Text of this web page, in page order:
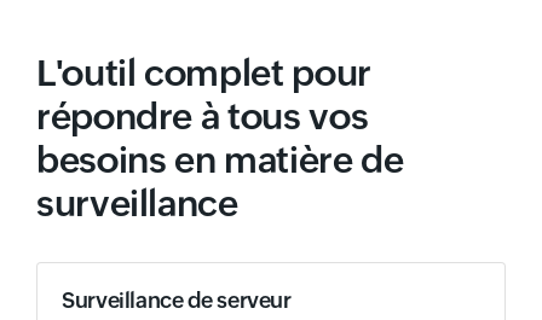
L'outil complet pour
répondre à tous vos
besoins en matière de
surveillance
Surveillance de serveur